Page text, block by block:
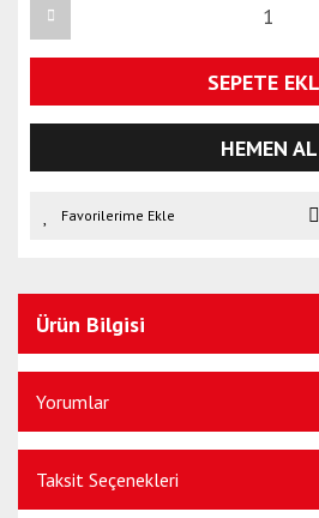
SEPETE
HEMEN AL
Ürün Bilgisi
Yorumlar
Taksit Seçenekleri